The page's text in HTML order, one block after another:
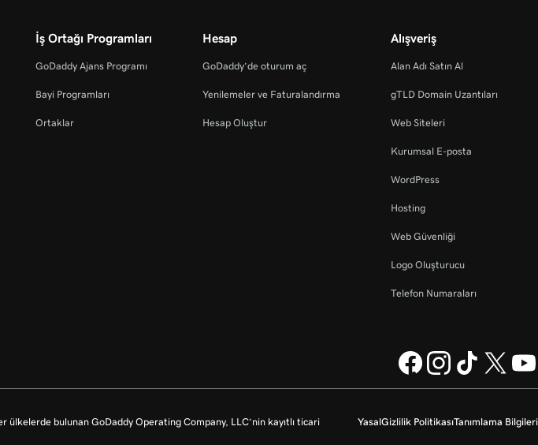
İş Ortağı Programları
GoDaddy Ajans Programı
Bayi Programları
Ortaklar
Hesap
GoDaddy’de oturum aç
Yenilemeler ve Faturalandırma
Hesap Oluştur
Alışveriş
Alan Adı Satın Al
gTLD Domain Uzantıları
Web Siteleri
Kurumsal E-posta
WordPress
Hosting
Web Güvenliği
Logo Oluşturucu
Telefon Numaraları
YasalGizlilik PolitikasıTanımlama Bilgileri
ülkelerde bulunan GoDaddy Operating Company, LLC’nin kayıtlı ticari